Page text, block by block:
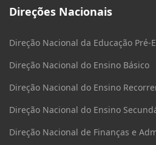
Direções Nacionais
Direção Nacional da Educação Pré-
Direção Nacional do Ensino Básico
Direção Nacional do Ensino
Direção Nacional do Ensino
Direção Nacional de Finanças e